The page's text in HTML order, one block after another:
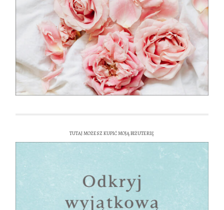
TUTAJ MOŻESZ KUPIĆ MOJĄ BIŻUTERIĘ